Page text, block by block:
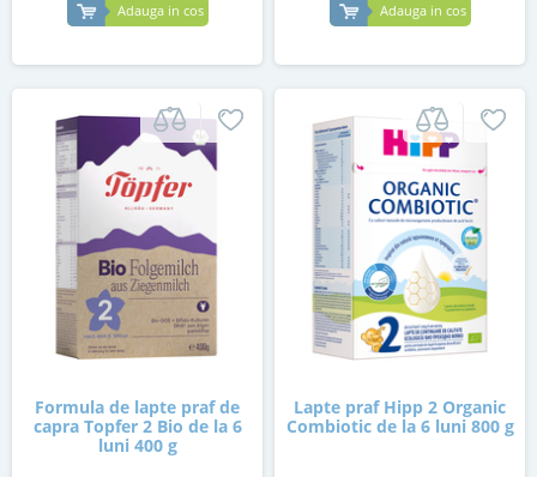
Adauga in cos Adauga in cos
Formula de lapte praf de
capra Topfer 2 Bio de la 6
luni 400 g
Lapte praf Hipp 2 Organic
Combiotic de la 6 luni 800 g